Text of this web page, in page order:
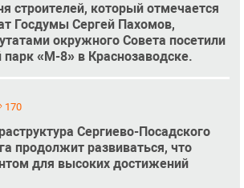
строителей, который отмечается
Госдумы Сергей Пахомов,
окружного Совета посетили
парк «М-8» в Краснозаводске.
170
Сергиево-Посадского
продолжит развиваться, что
для высоких достижений